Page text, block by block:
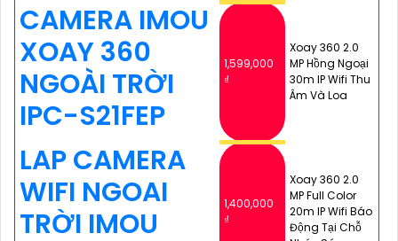
CAMERA IMOU
XOAY 360
NGOÀI TRỜI
IPC-S21FEP
1,599,000
₫
Xoay 360 2.0
MP Hồng Ngoại
30m IP Wifi Thu
Âm Và Loa
LAP CAMERA
WIFI NGOAI
TRỜI IMOU
1,400,000
₫
Xoay 360 2.0
MP Full Color
20m IP Wifi Báo
Động Tại Chỗ